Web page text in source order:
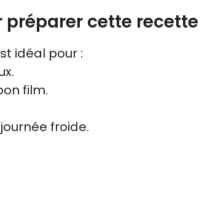
cette recette
idéal pour :
film.
froide.